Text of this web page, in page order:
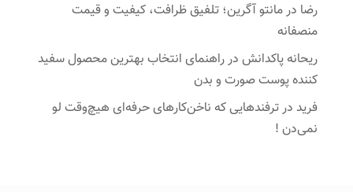
رضا درمانتو آگرین؛ تلفیق ظرافت، کیفیت و قیمت
منصفانه
ریحانه پاکدانشدرراهنمای انتخاب بهترین محصول سفید
کننده پوست صورت و بدن
فریددرترفندهایی که ناخن‌کارهای حرفه‌ای هیچ‌وقت لو
نمی‌دن !